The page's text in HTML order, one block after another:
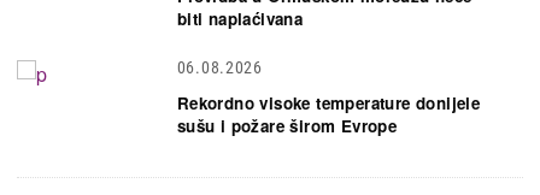
biti naplaćivana
06.08.2026
Rekordno visoke temperature donijele
sušu i požare širom Evrope